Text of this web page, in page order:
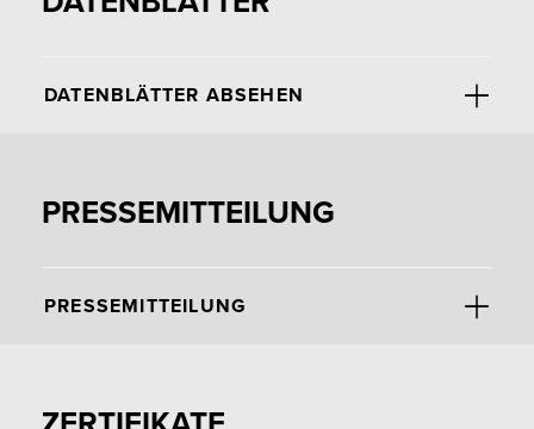
DATENBLÄTTER ABSEHEN
PRESSEMITTEILUNG
PRESSEMITTEILUNG